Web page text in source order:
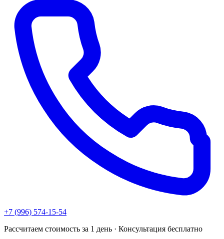
+7 (996) 574-15-54
Рассчитаем стоимость за 1 день · Консультация бесплатно